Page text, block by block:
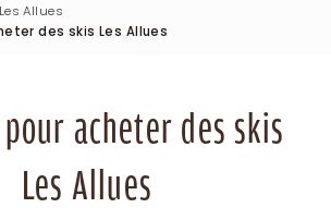
Les Allues
des skis Les Allues
acheter des skis
Les Allues